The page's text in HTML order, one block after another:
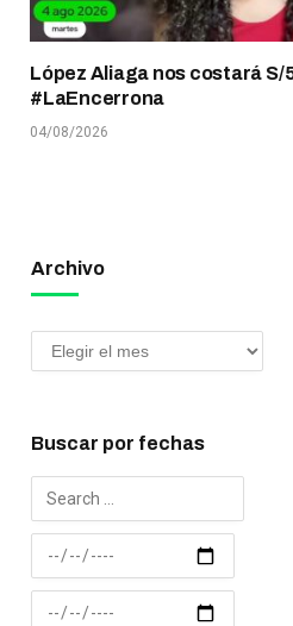
López Aliaga nos costará S/
#LaEncerrona
04/08/2026
Archivo
Buscar por fechas